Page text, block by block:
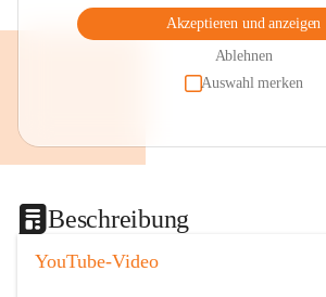
Akzeptieren und anzeigen
Ablehnen
Auswahl merken
Beschreibung
YouTube-Video